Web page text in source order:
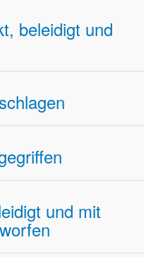
beleidigt und
und mit